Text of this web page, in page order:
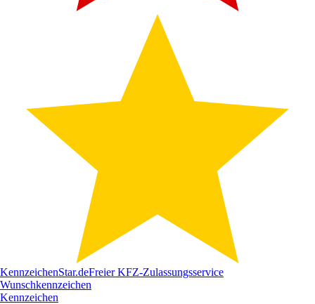
KennzeichenStar.deFreier KFZ-Zulassungsservice
Wunschkennzeichen
Kennzeichen